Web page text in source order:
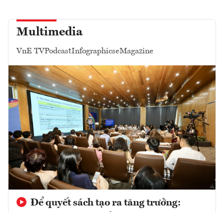
Multimedia
VnE TVPodcastInfographicseMagazine
Để quyết sách tạo ra tăng trưởng: